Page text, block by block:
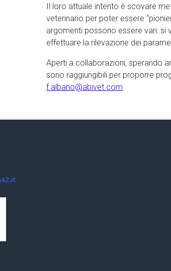
Il loro attuale intento è scovare
veterinario per poter essere
argomenti possono essere vari: si
effettuare la rilevazione dei
Aperti a collaborazioni, sperando
sono raggiungibili per proporre
f.albano@abivet.com